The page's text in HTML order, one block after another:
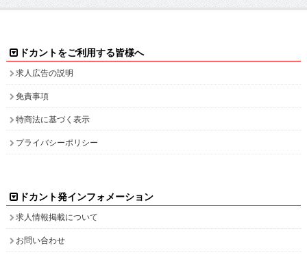
ドカントをご利用する皆様へ
求人広告の説明
免責事項
特商法に基づく表示
プライバシーポリシー
ドカント発インフォメーション
求人情報掲載について
お問い合わせ